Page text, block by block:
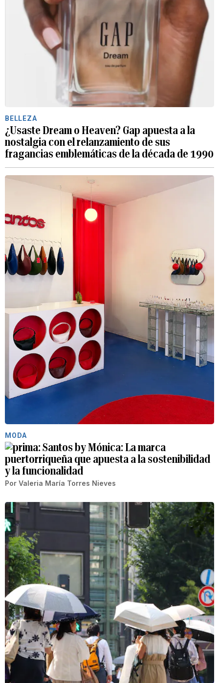
BELLEZA
¿Usaste Dream o Heaven? Gap apuesta a la
nostalgia con el relanzamiento de sus
fragancias emblemáticas de la década de 1990
MODA
Santos by Mónica: La marca
puertorriqueña que apuesta a la sostenibilidad
y la funcionalidad
Por Valeria María Torres Nieves